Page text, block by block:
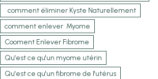
comment éliminer Kyste Naturellement
comment enlever Myome
Cooment Enlever Fibrome
Qu'est ce qu'un myome utérin
Qu'est ce qu'un fibrome de l'utérus